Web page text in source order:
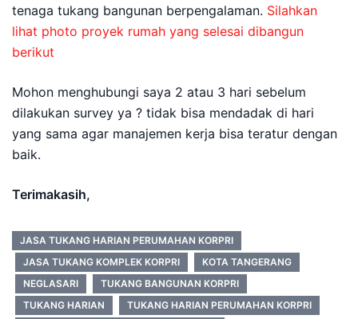
tenaga tukang bangunan berpengalaman. Silahkan
lihat photo proyek rumah yang selesai dibangun
berikut
Mohon menghubungi saya 2 atau 3 hari sebelum
dilakukan survey ya ? tidak bisa mendadak di hari
yang sama agar manajemen kerja bisa teratur dengan
baik.
Terimakasih,
JASA TUKANG HARIAN PERUMAHAN KORPRI
JASA TUKANG KOMPLEK KORPRI
KOTA TANGERANG
NEGLASARI
TUKANG BANGUNAN KORPRI
TUKANG HARIAN
TUKANG HARIAN PERUMAHAN KORPRI